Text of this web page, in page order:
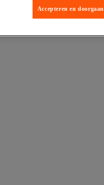
Accepteren en doorgaan